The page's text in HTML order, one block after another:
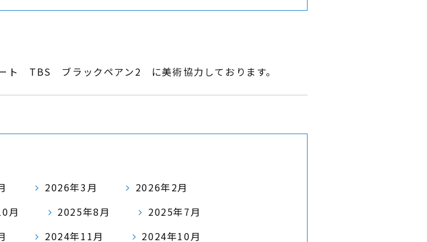
ト TBS ブラックペアン2 に美術協力しております。
2026年3月
2026年2月
月 2025年8月
2025年7月
2024年11月
2024年10月